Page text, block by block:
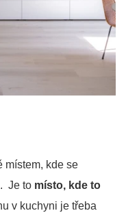
místem, kde se
Je to místo, kde to
v kuchyni je třeba